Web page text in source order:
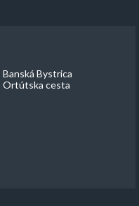
Banská Bystrica
Ortútska cesta